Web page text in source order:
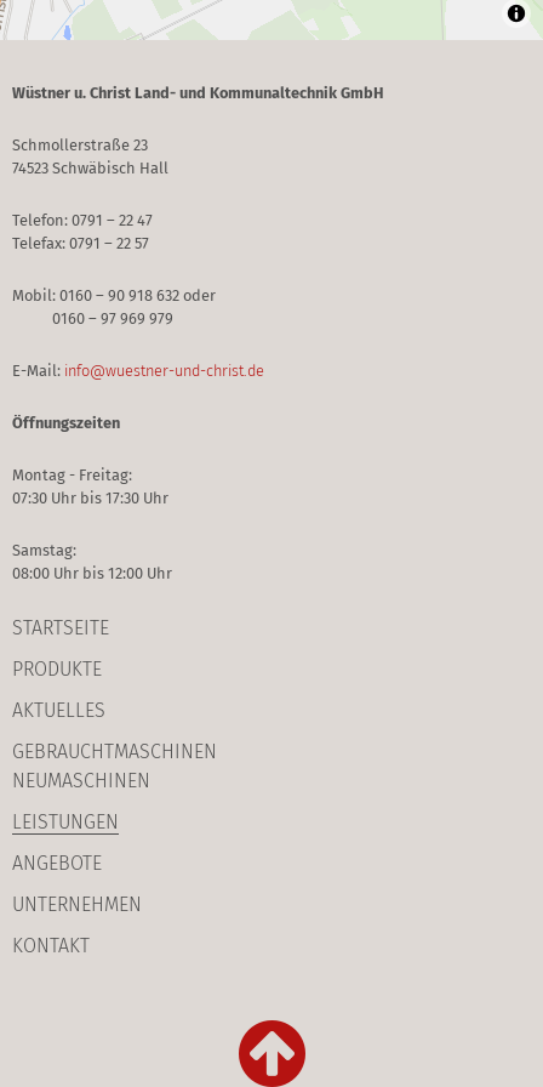
Wüstner u. Christ Land- und Kommunaltechnik GmbH
Schmollerstraße 23
74523 Schwäbisch Hall
Telefon: 0791 – 22 47
Telefax: 0791 – 22 57
Mobil: 0160 – 90 918 632 oder
0160 – 97 969 979
E-Mail: info@wuestner-und-christ.de
Öffnungszeiten
Montag - Freitag:
07:30 Uhr bis 17:30 Uhr
Samstag:
08:00 Uhr bis 12:00 Uhr
STARTSEITE
PRODUKTE
AKTUELLES
GEBRAUCHT­MASCHINEN
NEUMASCHINEN
LEISTUNGEN
ANGEBOTE
UNTERNEHMEN
KONTAKT